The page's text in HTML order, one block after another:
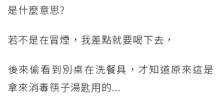
是什麼意思?
若不是在冒煙，我差點就要喝下去，
後來偷看到別桌在洗餐具，才知道原來這是
拿來消毒筷子湯匙用的...